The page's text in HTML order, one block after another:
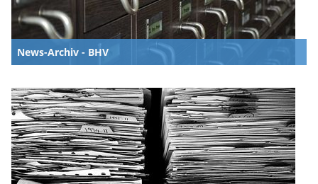
News-Archiv - BHV